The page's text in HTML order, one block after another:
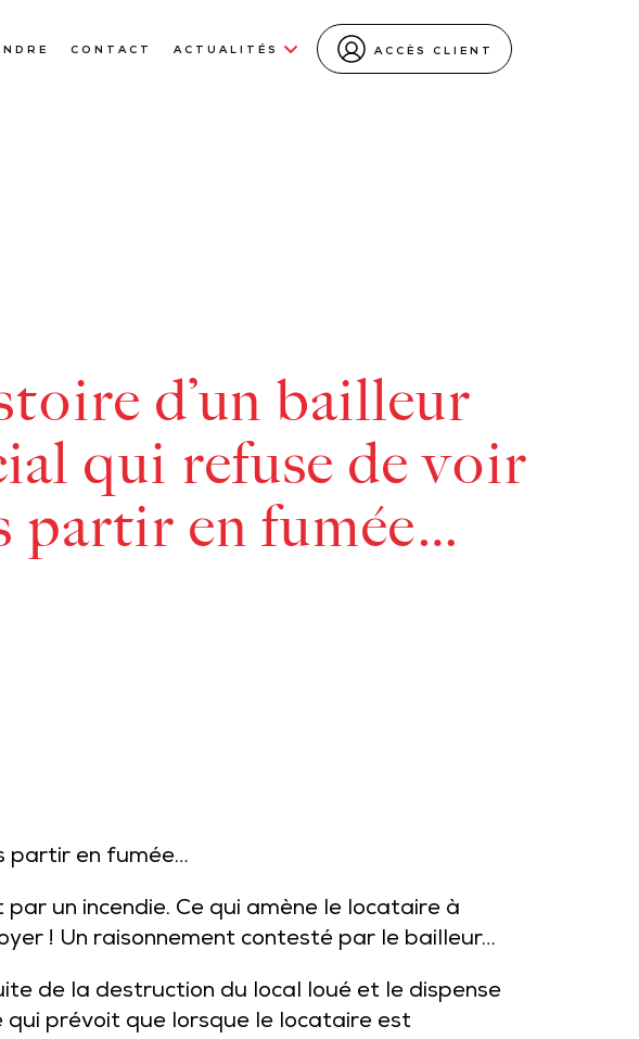
CONTACT ACTUALITÉS ACCÈS CLIENT
d’un bailleur
qui refuse de voir
partir en fumée…
partir en fumée…
un incendie. Ce qui amène le locataire à
! Un raisonnement contesté par le bailleur…
de la destruction du local loué et le dispense
qui prévoit que lorsque le locataire est